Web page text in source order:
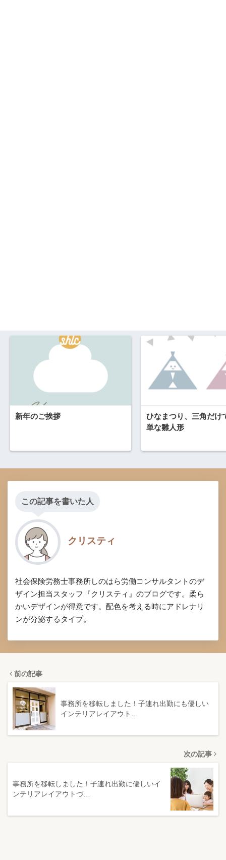
新年のご挨拶
ひなまつり、三角だけ
単な雛人形
この記事を書いた人
クリスティ
社会保険労務士事務所しのはら労働コンサルタントのデ
ザイン担当スタッフ『クリスティ』のブログです。柔ら
かいデザインが得意です。配色を考える時にアドレナリ
ンが分泌するタイプ。
前の記事
事務所を移転しました！子連れ出勤にも優しい
インテリアレイアウト…
次の記事
事務所を移転しました！子連れ出勤に優しいイ
ンテリアレイアウトづ…